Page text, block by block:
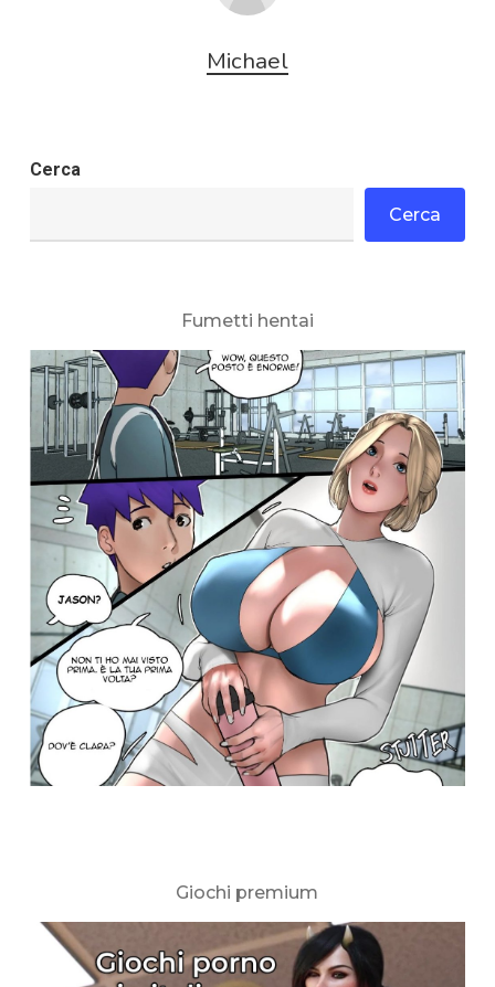
Michael
Cerca
Cerca
Fumetti hentai
Giochi premium